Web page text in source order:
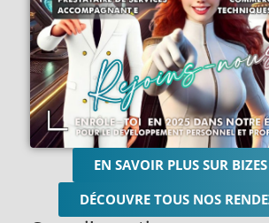
EN SAVOIR PLUS SUR
DÉCOUVRE TOUS NOS